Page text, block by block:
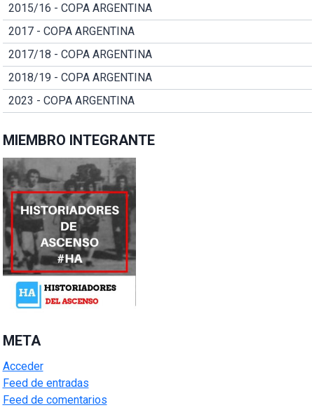
2015/16 - COPA ARGENTINA
2017 - COPA ARGENTINA
2017/18 - COPA ARGENTINA
2018/19 - COPA ARGENTINA
2023 - COPA ARGENTINA
MIEMBRO INTEGRANTE
META
Acceder
Feed de entradas
Feed de comentarios